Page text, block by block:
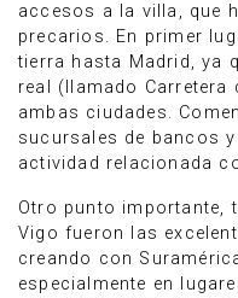
accesos a la villa, que
precarios. En primer
tierra hasta Madrid, ya
real (llamado Carretera
ambas ciudades.
sucursales de bancos
actividad relacionada
Otro punto importante,
Vigo fueron las
creando con
especialmente en